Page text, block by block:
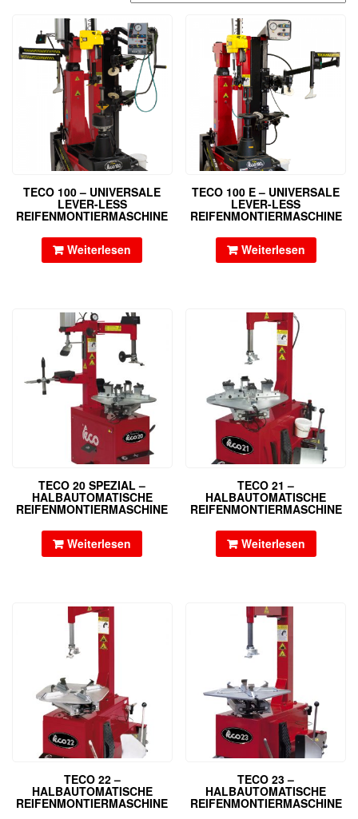
TECO 100 – UNIVERSALE
LEVER-LESS
REIFENMONTIERMASCHINE
Weiterlesen
TECO 100 E – UNIVERSALE
LEVER-LESS
REIFENMONTIERMASCHINE
Weiterlesen
TECO 20 SPEZIAL –
HALBAUTOMATISCHE
REIFENMONTIERMASCHINE
Weiterlesen
TECO 21 –
HALBAUTOMATISCHE
REIFENMONTIERMASCHINE
Weiterlesen
TECO 22 –
HALBAUTOMATISCHE
REIFENMONTIERMASCHINE
TECO 23 –
HALBAUTOMATISCHE
REIFENMONTIERMASCHINE